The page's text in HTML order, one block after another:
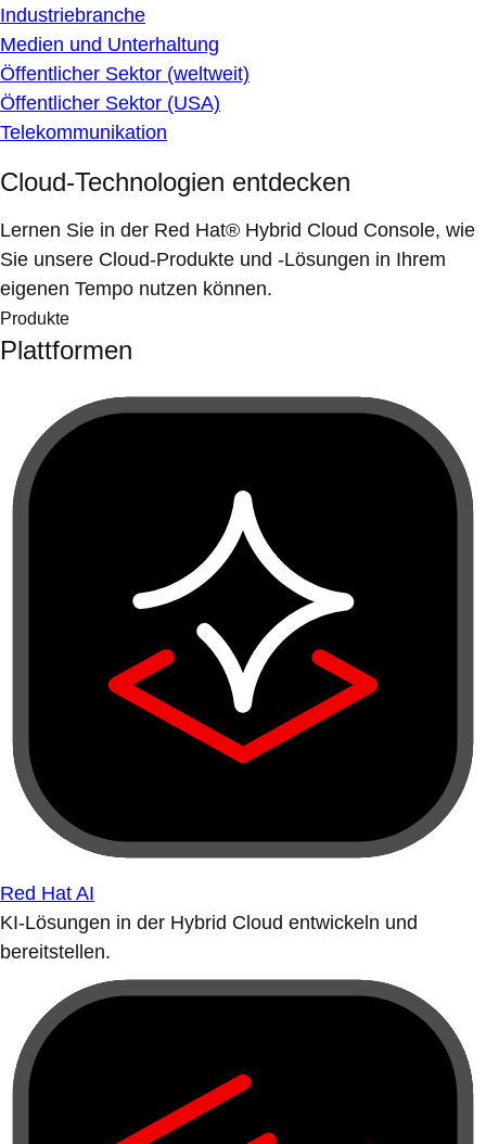
Industriebranche
Medien und Unterhaltung
Öffentlicher Sektor (weltweit)
Öffentlicher Sektor (USA)
Telekommunikation
Cloud-Technologien entdecken
Lernen Sie in der Red Hat® Hybrid Cloud Console, wie
Sie unsere Cloud-Produkte und -Lösungen in Ihrem
eigenen Tempo nutzen können.
Produkte
Plattformen
Red Hat AI
KI-Lösungen in der Hybrid Cloud entwickeln und
bereitstellen.